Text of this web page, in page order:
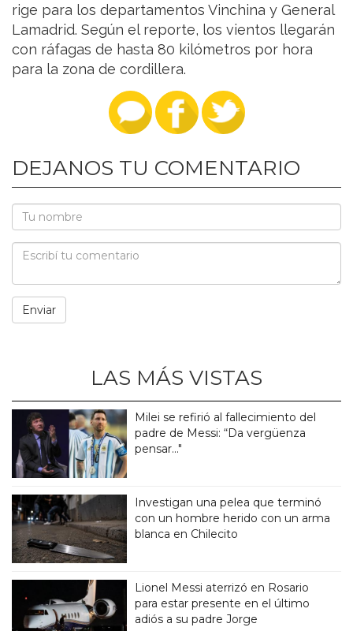
rige para los departamentos Vinchina y General
Lamadrid. Según el reporte, los vientos llegarán
con ráfagas de hasta 80 kilómetros por hora
para la zona de cordillera.
DEJANOS TU COMENTARIO
LAS MÁS VISTAS
Milei se refirió al fallecimiento del
padre de Messi: “Da vergüenza
pensar..."
Investigan una pelea que terminó
con un hombre herido con un arma
blanca en Chilecito
Lionel Messi aterrizó en Rosario
para estar presente en el último
adiós a su padre Jorge